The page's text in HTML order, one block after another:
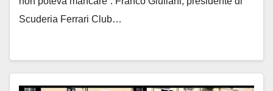
Scuderia Ferrari Club…